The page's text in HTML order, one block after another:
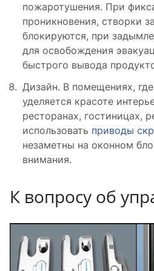
пожаротушения. При
проникновения, створки
блокируются, при
для освобождения
быстрого вывода
Дизайн. В помещениях,
уделяется красоте
ресторанах, гостиницах,
использовать приводы
незаметны на оконном
внимания.
К вопросу об